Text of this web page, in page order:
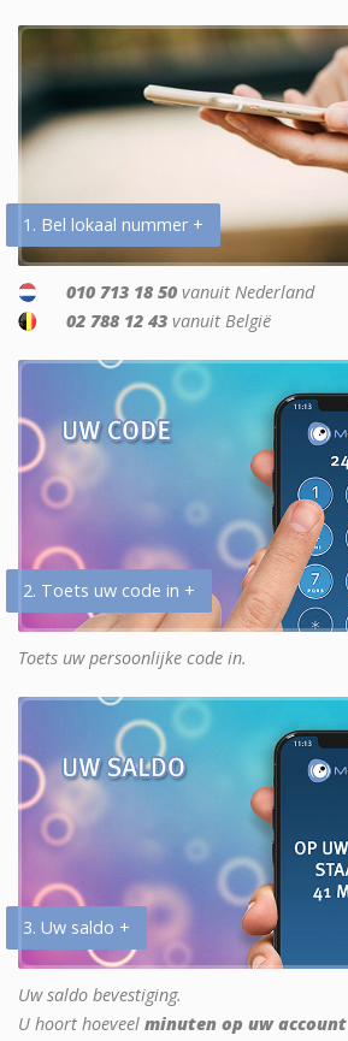
1. Bel lokaal nummer +
010 713 18 50 vanuit Nederland
02 788 12 43 vanuit België
2. Toets uw code in +
Toets uw persoonlijke code in.
3. Uw saldo +
Uw saldo bevestiging.
U hoort hoeveel minuten op uw account